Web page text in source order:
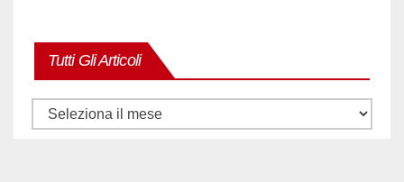
Tutti Gli Articoli
Tutti